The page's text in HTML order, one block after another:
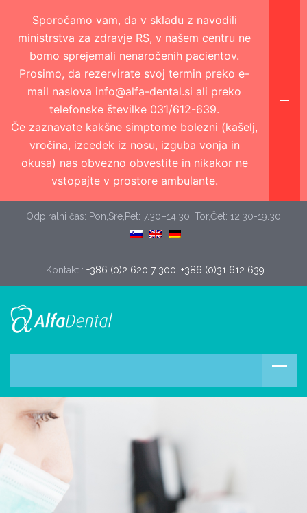
Odpiralni čas: Pon,Sre,Pet: 7.30–14.30, Tor,Čet: 12.30-19.30
Kontakt : +386 (0)2 620 7 300, +386 (0)31 612 639
Sporočamo vam, da v skladu z navodili
ministrstva za zdravje RS, v našem centru ne
bomo sprejemali nenaročenih pacientov.
Prosimo, da rezervirate svoj termin preko e-
mail naslova info@alfa-dental.si ali preko
telefonske številke 031/612-639.
Če zaznavate kakšne simptome bolezni (kašelj,
vročina, izcedek iz nosu, izguba vonja in
okusa) nas obvezno obvestite in nikakor ne
vstopajte v prostore ambulante.